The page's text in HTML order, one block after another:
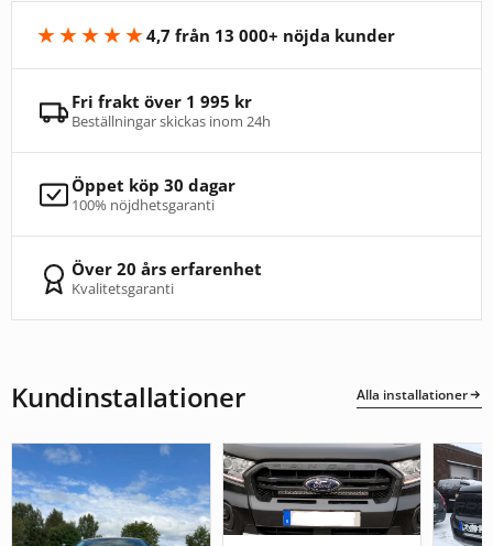
★★★★★4,7 från 13 000+ nöjda kunder
Fri frakt över 1 995 kr
Beställningar skickas inom 24h
Öppet köp 30 dagar
100% nöjdhetsgaranti
Över 20 års erfarenhet
Kvalitetsgaranti
Kundinstallationer Alla installationer